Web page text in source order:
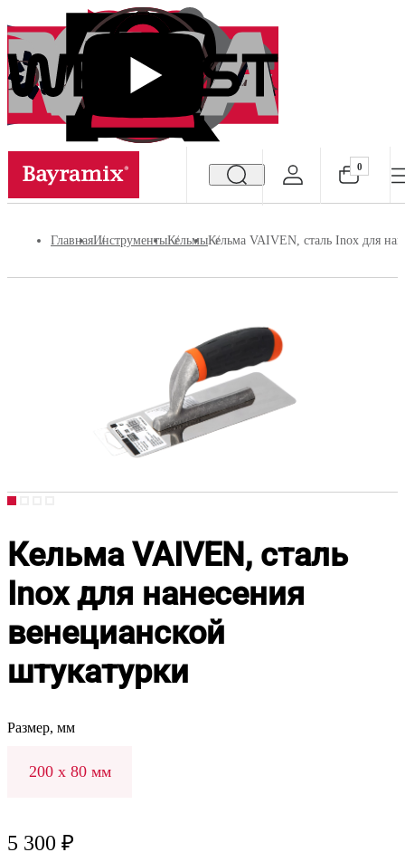
0
Посмотреть все результаты
ГлавнаяИнструментыКельмыКельма VAIVEN, сталь Inox для
Кельма VAIVEN, сталь
Inox для нанесения
венецианской
штукатурки
Размер, мм
200 х 80 мм
5 300 ₽